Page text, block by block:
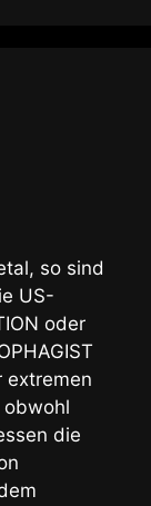
so sind
US-
oder
extremen
obwohl
die